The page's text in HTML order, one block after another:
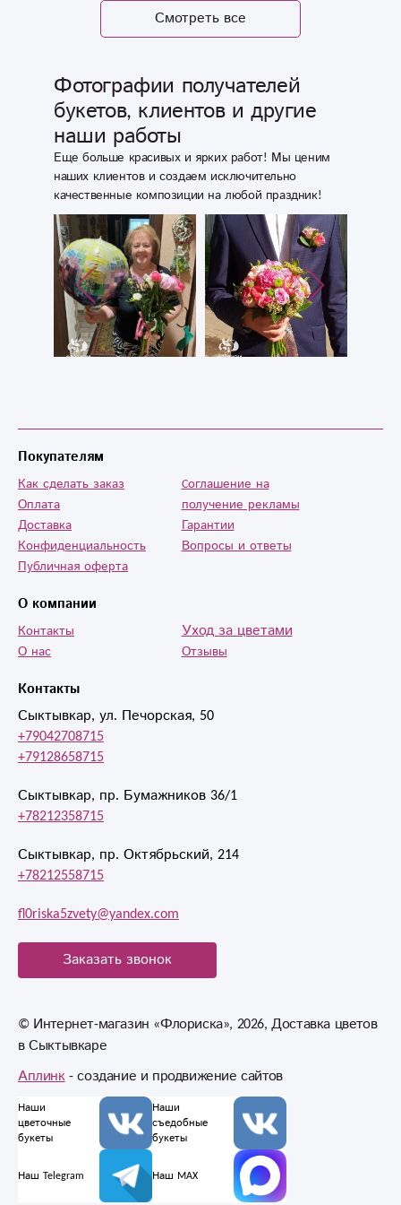
«вам сюрприз, но
не скажу от
просто, теперь
знаю где
покупать букеты
и не трястись от
страха все ли
будет с ними
хорошо)
цветочки, такие
Сестричка очень
рада, спасибо
вам за это!
Смотреть все
Фотографии получателей
букетов, клиентов и другие
наши работы
Еще больше красивых и ярких работ! Мы ценим
наших клиентов и создаем исключительно
качественные композиции на любой праздник!
Контакты
Сыктывкар, ул. Печорская, 50
+79042708715
+79128658715
Сыктывкар, пр. Бумажников 36/1
+78212358715
Сыктывкар, пр. Октябрьский, 214
+78212558715
fl0riska5zvety@yandex.com
Заказать звонок
Покупателям
Как сделать заказ
Оплата
Доставка
Конфиденциальность
Публичная оферта
Cоглашение на
получение рекламы
Гарантии
Вопросы и ответы
О компании
Контакты
О нас
Уход за цветами
Отзывы
© Интернет-магазин «Флориска», 2026, Доставка цветов
в Сыктывкаре
Аплинк- создание и продвижение сайтов
Наши
цветочные
букеты
Наши
съедобные
букеты
Наш Telegram Наш MAX